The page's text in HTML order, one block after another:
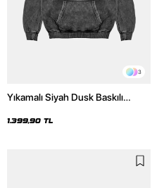
3
Yıkamalı Siyah Dusk Baskılı
1.399,90 TL